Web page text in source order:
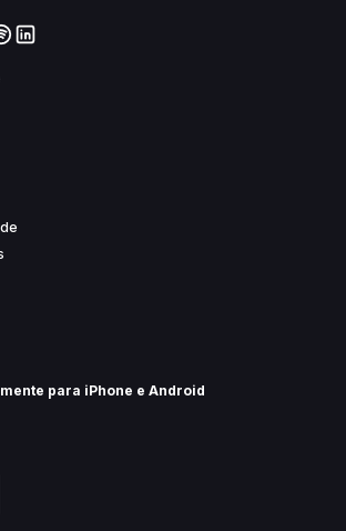
para iPhone e Android